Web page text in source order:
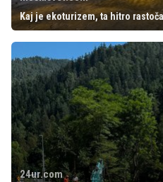
Kaj je ekoturizem, ta hitro
24ur.com